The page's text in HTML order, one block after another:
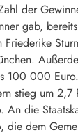
der
gab,
Friederike
100 000
stieg um
An die
die dem